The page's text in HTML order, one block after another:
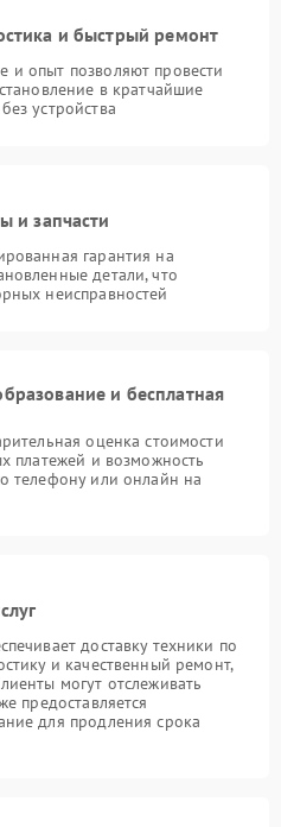
и быстрый ремонт
опыт позволяют провести
в кратчайшие
устройства
и запчасти
гарантия на
детали, что
неисправностей
и бесплатная
оценка стоимости
платежей и возможность
телефону или онлайн на
доставку техники по
и качественный ремонт,
могут отслеживать
предоставляется
для продления срока